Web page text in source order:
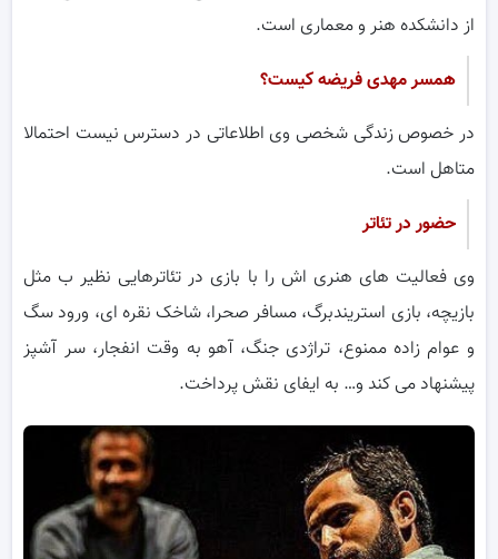
از دانشکده هنر و معماری است.
همسر مهدی فریضه کیست؟
در خصوص زندگی شخصی وی اطلاعاتی در دسترس نیست احتمالا
متاهل است.
حضور در تئاتر
وی فعالیت های هنری اش را با بازی در تئاترهایی نظیر ب مثل
بازیچه، بازی استریندبرگ، مسافر صحرا، شاخک نقره ای، ورود سگ
و عوام زاده ممنوع، تراژدی جنگ، آهو به وقت انفجار، سر آشپز
پیشنهاد می کند و… به ایفای نقش پرداخت.